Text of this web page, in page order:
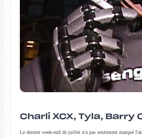
Charli XCX, Tyla,
Le dernier week-end de juillet n'a pas seulement marqué